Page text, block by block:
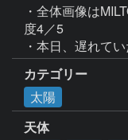
・全体画像は
度4／5
・本日、遅れて
カテゴリー
太陽
天体